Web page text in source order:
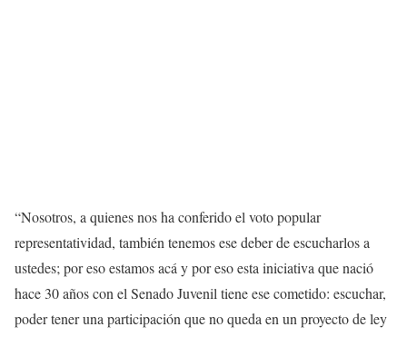
“Nosotros, a quienes nos ha conferido el voto popular
representatividad, también tenemos ese deber de escucharlos a
ustedes; por eso estamos acá y por eso esta iniciativa que nació
hace 30 años con el Senado Juvenil tiene ese cometido: escuchar,
poder tener una participación que no queda en un proyecto de ley